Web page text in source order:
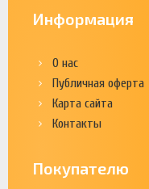
Информация
О нас
Публичная оферта
Карта сайта
Контакты
Покупателю